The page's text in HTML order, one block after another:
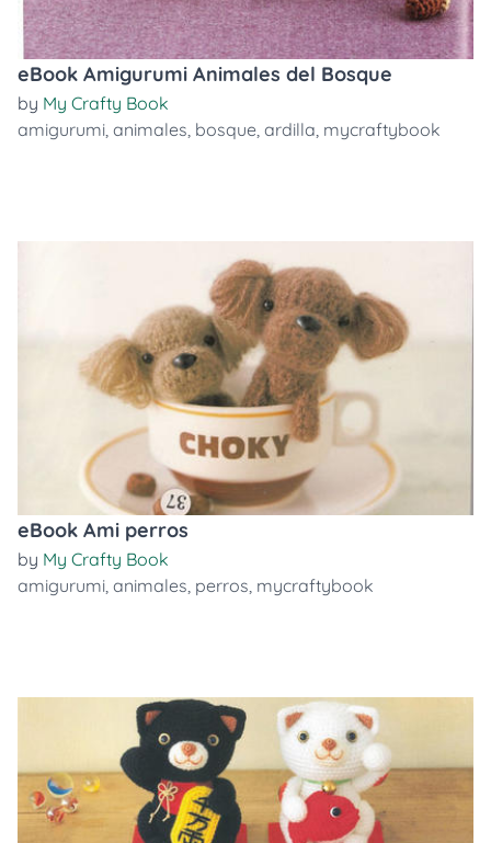
eBook Amigurumi Animales del Bosque
by My Crafty Book
amigurumi, animales, bosque, ardilla, mycraftybook
eBook Ami perros
by My Crafty Book
amigurumi, animales, perros, mycraftybook